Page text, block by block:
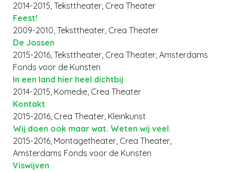
2014-2015, Teksttheater, Crea Theater
Feest!
2009-2010, Teksttheater, Crea Theater
De Jossen
2015-2016, Teksttheater, Crea Theater, Amsterdams
Fonds voor de Kunsten
In een land hier heel dichtbij
2014-2015, Komedie, Crea Theater
Kontakt
2015-2016, Crea Theater, Kleinkunst
Wij doen ook maar wat. Weten wij veel.
2015-2016, Montagetheater, Crea Theater,
Amsterdams Fonds voor de Kunsten
Viswijven